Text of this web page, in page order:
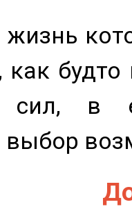
жизнь
как
сил, в